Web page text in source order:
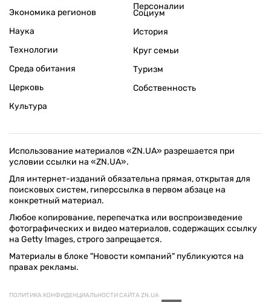
Экономика регионов
Персоналии
Наука
Технологии
Среда обитания
Церковь
Культура
Социум
История
Круг семьи
Туризм
Собственность
Использование материалов «ZN.UA» разрешается при
условии ссылки на «ZN.UA».
Для интернет-изданий обязательна прямая, открытая для
поисковых систем, гиперссылка в первом абзаце на
конкретный материал.
Любое копирование, перепечатка или воспроизведение
фотографических и видео материалов, содержащих ссылку
на Getty Images, строго запрещается.
Материалы в блоке "Новости компаний" публикуются на
правах рекламы.
ПОЛИТИКА КОНФИДЕНЦИАЛЬНОСТИ САЙТА ZN.UA